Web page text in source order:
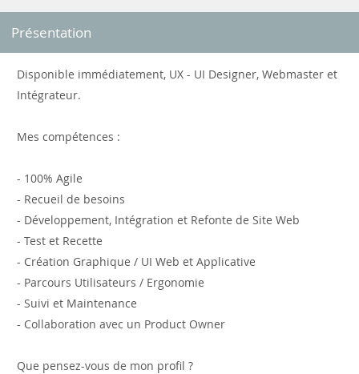
Présentation
Disponible immédiatement, UX - UI Designer, Webmaster et
Intégrateur.
Mes compétences :
- 100% Agile
- Recueil de besoins
- Développement, Intégration et Refonte de Site Web
- Test et Recette
- Création Graphique / UI Web et Applicative
- Parcours Utilisateurs / Ergonomie
- Suivi et Maintenance
- Collaboration avec un Product Owner
Que pensez-vous de mon profil ?